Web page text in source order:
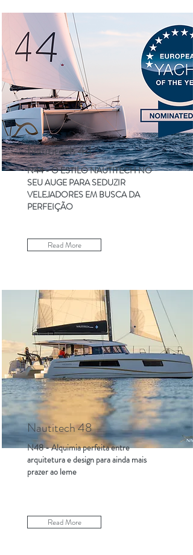
Nautitech 44
N44 - O ESTILO NAUTITECH NO
SEU AUGE PARA SEDUZIR
VELEJADORES EM BUSCA DA
PERFEIÇÃO
Read More
Nautitech 48
N48 - Alquimia perfeita entre
arquitetura e design para ainda mais
prazer ao leme
Read More